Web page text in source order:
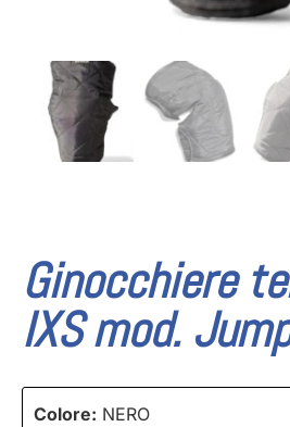
Ginocchiere
IXS mod.
Colore: NERO